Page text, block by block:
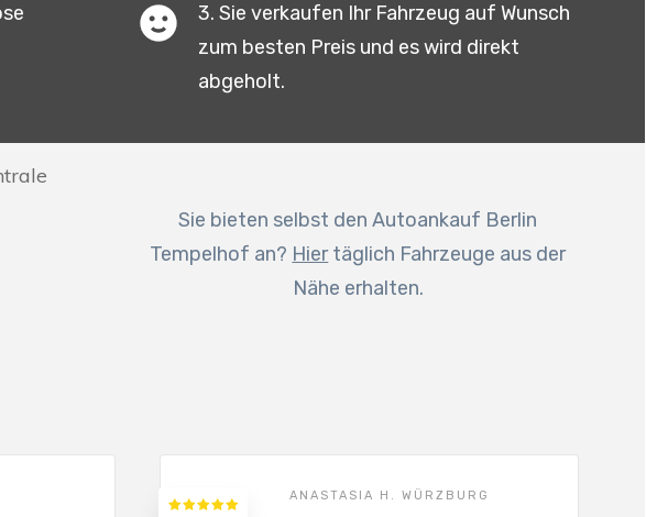
3. Sie verkaufen Ihr Fahrzeug auf Wunsch
zum besten Preis und es wird direkt
abgeholt.
Sie bieten selbst den Autoankauf Berlin
Tempelhof an? Hiertäglich Fahrzeuge aus der
Nähe erhalten.
ANASTASIA H. WÜRZBURG